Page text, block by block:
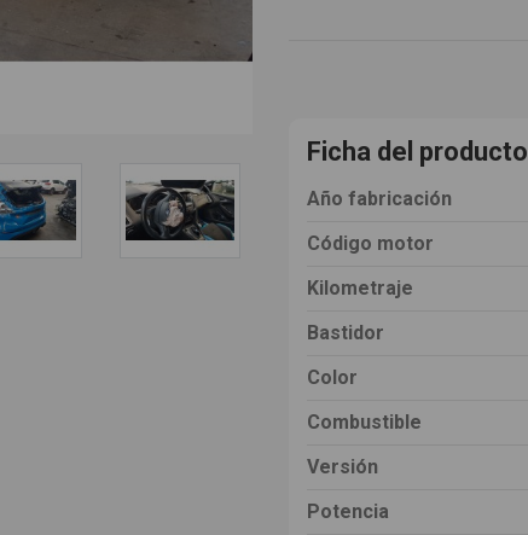
Ficha del producto
Año fabricación
Código motor
Kilometraje
Bastidor
Color
Combustible
Versión
Potencia